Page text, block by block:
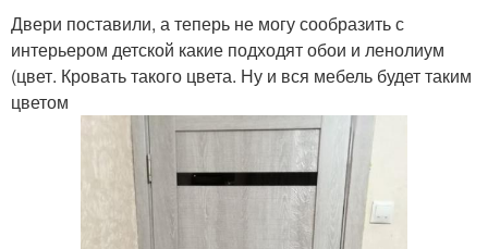
Двери поставили, а теперь не могу сообразить с
интерьером детской какие подходят обои и ленолиум
(цвет. Кровать такого цвета. Ну и вся мебель будет таким
цветом